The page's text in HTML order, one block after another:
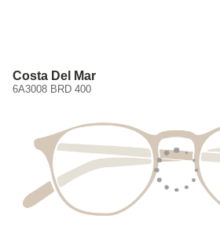
Costa Del Mar
6A3008 BRD 400